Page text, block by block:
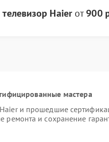
телевизор Haierот900
мастера
и прошедшие
ремонта и сохранение